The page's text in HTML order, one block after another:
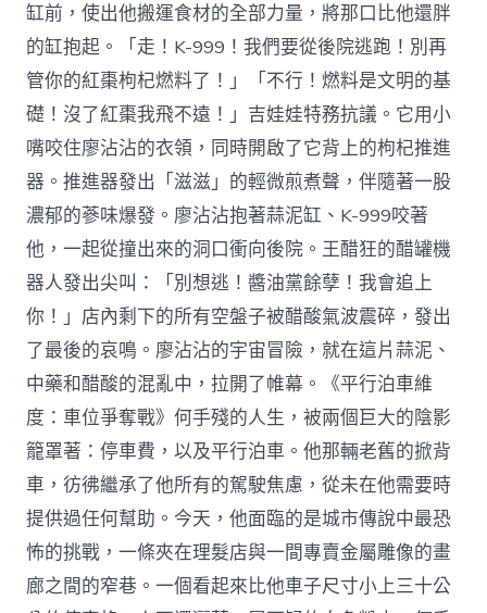
缸前，使出他搬運食材的全部力量，將那口比他還胖
的缸抱起。「走！K-999！我們要從後院逃跑！別再
管你的紅棗枸杞燃料了！」「不行！燃料是文明的基
礎！沒了紅棗我飛不遠！」吉娃娃特務抗議。它用小
嘴咬住廖沾沾的衣領，同時開啟了它背上的枸杞推進
器。推進器發出「滋滋」的輕微煎煮聲，伴隨著一股
濃郁的蔘味爆發。廖沾沾抱著蒜泥缸、K-999咬著
他，一起從撞出來的洞口衝向後院。王醋狂的醋罐機
器人發出尖叫：「別想逃！醬油黨餘孽！我會追上
你！」店內剩下的所有空盤子被醋酸氣波震碎，發出
了最後的哀鳴。廖沾沾的宇宙冒險，就在這片蒜泥、
中藥和醋酸的混亂中，拉開了帷幕。《平行泊車維
度：車位爭奪戰》何手殘的人生，被兩個巨大的陰影
籠罩著：停車費，以及平行泊車。他那輛老舊的掀背
車，彷彿繼承了他所有的駕駛焦慮，從未在他需要時
提供過任何幫助。今天，他面臨的是城市傳說中最恐
怖的挑戰，一條夾在理髮店與一間專賣金屬雕像的畫
廊之間的窄巷。一個看起來比他車子尺寸小上三十公